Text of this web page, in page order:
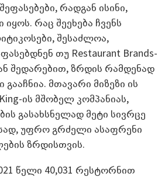
რადგან ისინი,
რაც შეეხება ჩვენს
შესაძლოა,
თუ Restaurant Brands-
შედარებით, ზრდის რამდენად
მთავარი მიზეზი ის
ის მშობელ კომპანიას,
გასახსნელად მეტი სივრცე
უფრო გრძელი ასაფრენი
ზრდისთვის.
წელი 40,031 რესტორნით